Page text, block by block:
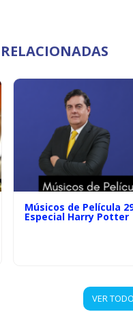
Músicos de Película
Especial Harry Potter
VER TODO